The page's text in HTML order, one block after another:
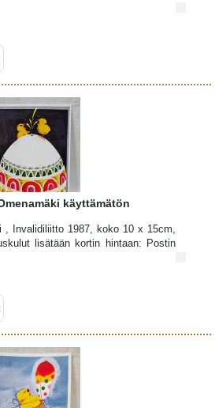
käyttämätön
, Invalidiliitto 1987, koko 10 x 15cm,
lisätään kortin hintaan: Postin